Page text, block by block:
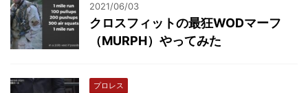
2021/06/03
クロスフィットの最狂WODマーフ
（MURPH）やってみた
プロレス